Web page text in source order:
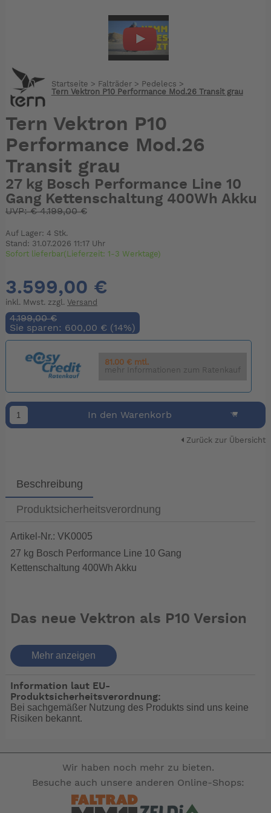
Startseite > Falträder> Pedelecs >
Tern Vektron P10 Performance Mod.26 Transit grau
Tern Vektron P10
Performance Mod.26
Transit grau
27 kg Bosch Performance Line 10
Gang Kettenschaltung 400Wh Akku
UVP:€4.199,00 €
Auf Lager: 4 Stk.
Stand: 31.07.2026 11:17 Uhr
Sofort lieferbar(Lieferzeit: 1-3 Werktage)
3.599,00 €
inkl. Mwst. zzgl. Versand
4.199,00 €
Sie sparen: 600,00 € (14%)
81.00 € mtl.
mehr Informationen zum Ratenkauf
In den Warenkorb
Zurück zur Übersicht
Beschreibung
Produktsicherheitsverordnung
Artikel-Nr.: VK0005
27 kg Bosch Performance Line 10 Gang
Kettenschaltung 400Wh Akku
Das neue Vektron als P10 Version
Was macht es zum P10?
Der kraftvolle Bosch Performance Line-Antrieb
Unterstützung Ihrer Pedalkräfte
LED Remote und Intuvia 100-Display bieten alle
nötigen Informationen und einfache Bedienung
Reichweite
Shimano Deore 10fach-Kettenschaltung für
präzise Schaltvorgänge und höchste Effizienz in
jeder Fahrsituation
Vektron-Highlights
Mehr anzeigen
Information laut EU-
Produktsicherheitsverordnung:
Bei sachgemäßer Nutzung des Produkts sind uns keine
Risiken bekannt.
Wir haben noch mehr zu bieten.
Besuche auch unsere anderen Online-Shops: